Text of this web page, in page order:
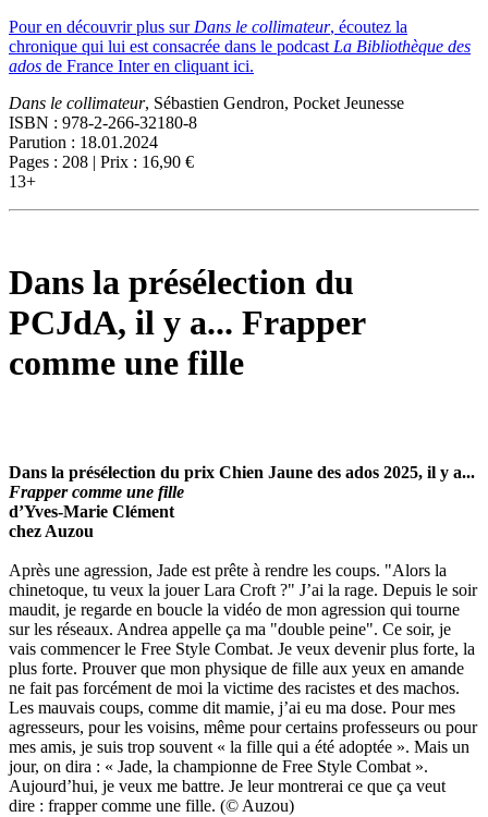
Pour en découvrir plus sur Dans le collimateur, écoutez la
chronique qui lui est consacrée dans le podcast La Bibliothèque des
ados de France Inter en cliquant ici.
Dans le collimateur, Sébastien Gendron, Pocket Jeunesse
ISBN : 978-2-266-32180-8
Parution : 18.01.2024
Pages : 208 | Prix : 16,90 €
13+
Dans la présélection du
PCJdA, il y a... Frapper
comme une fille
Dans la présélection du prix Chien Jaune des ados 2025, il y a...
Frapper comme une fille
d’Yves-Marie Clément
chez Auzou
Après une agression, Jade est prête à rendre les coups. "Alors la
chinetoque, tu veux la jouer Lara Croft ?" J’ai la rage. Depuis le soir
maudit, je regarde en boucle la vidéo de mon agression qui tourne
sur les réseaux. Andrea appelle ça ma "double peine". Ce soir, je
vais commencer le Free Style Combat. Je veux devenir plus forte, la
plus forte. Prouver que mon physique de fille aux yeux en amande
ne fait pas forcément de moi la victime des racistes et des machos.
Les mauvais coups, comme dit mamie, j’ai eu ma dose. Pour mes
agresseurs, pour les voisins, même pour certains professeurs ou pour
mes amis, je suis trop souvent « la fille qui a été adoptée ». Mais un
jour, on dira : « Jade, la championne de Free Style Combat ».
Aujourd’hui, je veux me battre. Je leur montrerai ce que ça veut
dire : frapper comme une fille. (© Auzou)